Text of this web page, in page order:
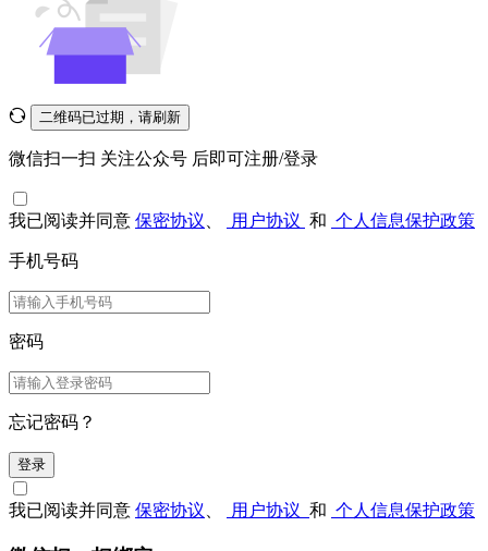
二维码已过期，请刷新
微信扫一扫 关注公众号 后即可注册/登录
我已阅读并同意 保密协议 用户协议 和 个人信息保护政策
手机号码
密码
忘记密码？
登录
我已阅读并同意 保密协议 用户协议 和 个人信息保护政策